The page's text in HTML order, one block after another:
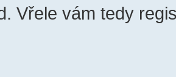
Vřele vám tedy